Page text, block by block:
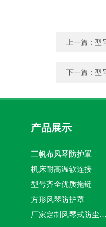
上一篇： 型
下一篇： 型
产品展示
三帆布风琴防护罩
机床耐高温软连接
型号齐全优质拖链
方形风琴防护罩
厂家定制风琴式